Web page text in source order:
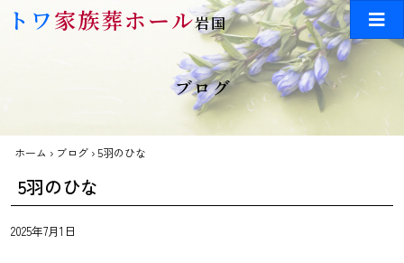
Skip to main content
トワ家族葬ホール岩国
ブログ
ホーム › ブログ ›5羽のひな
5羽のひな
2025年7月1日